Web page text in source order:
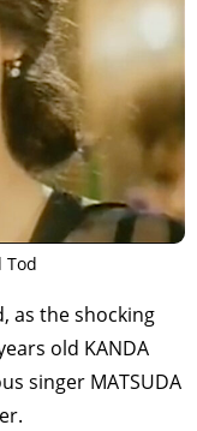
Tod
as the shocking
old KANDA
singer MATSUDA